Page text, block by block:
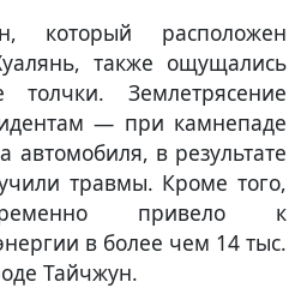
который расположен
также ощущались
толчки. Землетрясение
— при камнепаде
в результате
травмы. Кроме того,
привело к
в более чем 14 тыс.
Тайчжун.